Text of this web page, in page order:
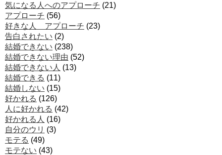
気になる人へのアプローチ (21)
アプローチ (56)
好きな人 アプローチ (23)
告白されたい (2)
結婚できない (238)
結婚できない理由 (52)
結婚できない人 (13)
結婚できる (11)
結婚しない (15)
好かれる (126)
人に好かれる (42)
好かれる人 (16)
自分のウリ (3)
モテる (49)
モテない (43)